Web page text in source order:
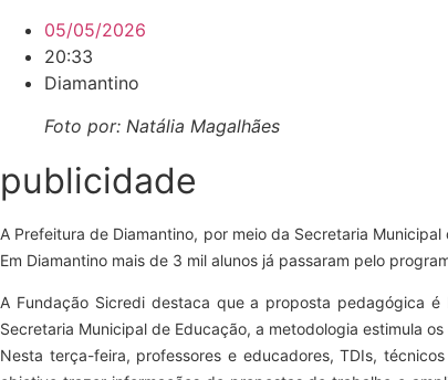
05/05/2026
20:33
Diamantino
Foto por: Natália Magalhães
publicidade
A Prefeitura de Diamantino, por meio da Secretaria
Em Diamantino mais de 3 mil alunos já passaram pelo
A Fundação Sicredi destaca que a proposta pedagógica
Secretaria Municipal de Educação, a metodologia estimula
Nesta terça-feira, professores e educadores, TDIs,